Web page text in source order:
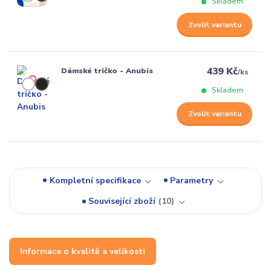
Zvolit variantu
Dámské tričko - Anubis 439 Kč/ks
Skladem
Zvolit variantu
Kompletní specifikace
Parametry
Související zboží
10
Informace o kvalitě a velikosti